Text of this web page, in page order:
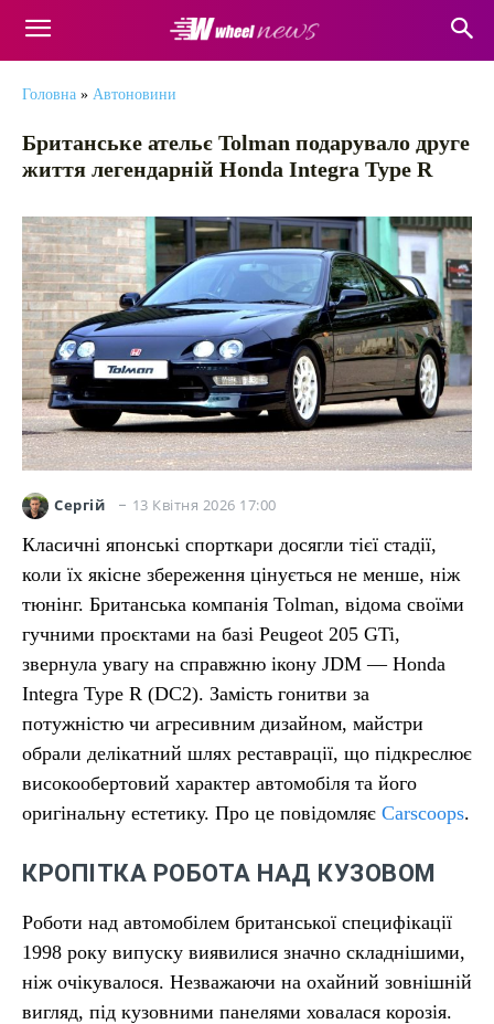
Головна » Автоновини
Британське ательє Tolman подарувало друге
життя легендарній Honda Integra Type R
Сергій 13 Квітня 2026 17:00
Класичні японські спорткари досягли тієї стадії,
коли їх якісне збереження цінується не менше, ніж
тюнінг. Британська компанія Tolman, відома своїми
гучними проєктами на базі Peugeot 205 GTi,
звернула увагу на справжню ікону JDM — Honda
Integra Type R (DC2). Замість гонитви за
потужністю чи агресивним дизайном, майстри
обрали делікатний шлях реставрації, що підкреслює
високообертовий характер автомобіля та його
оригінальну естетику. Про це повідомляє Carscoops.
КРОПІТКА РОБОТА НАД КУЗОВОМ
Роботи над автомобілем британської специфікації
1998 року випуску виявилися значно складнішими,
ніж очікувалося. Незважаючи на охайний зовнішній
вигляд, під кузовними панелями ховалася корозія.